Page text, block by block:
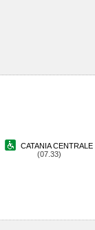
CATANIA CENTRALE
(07.33)